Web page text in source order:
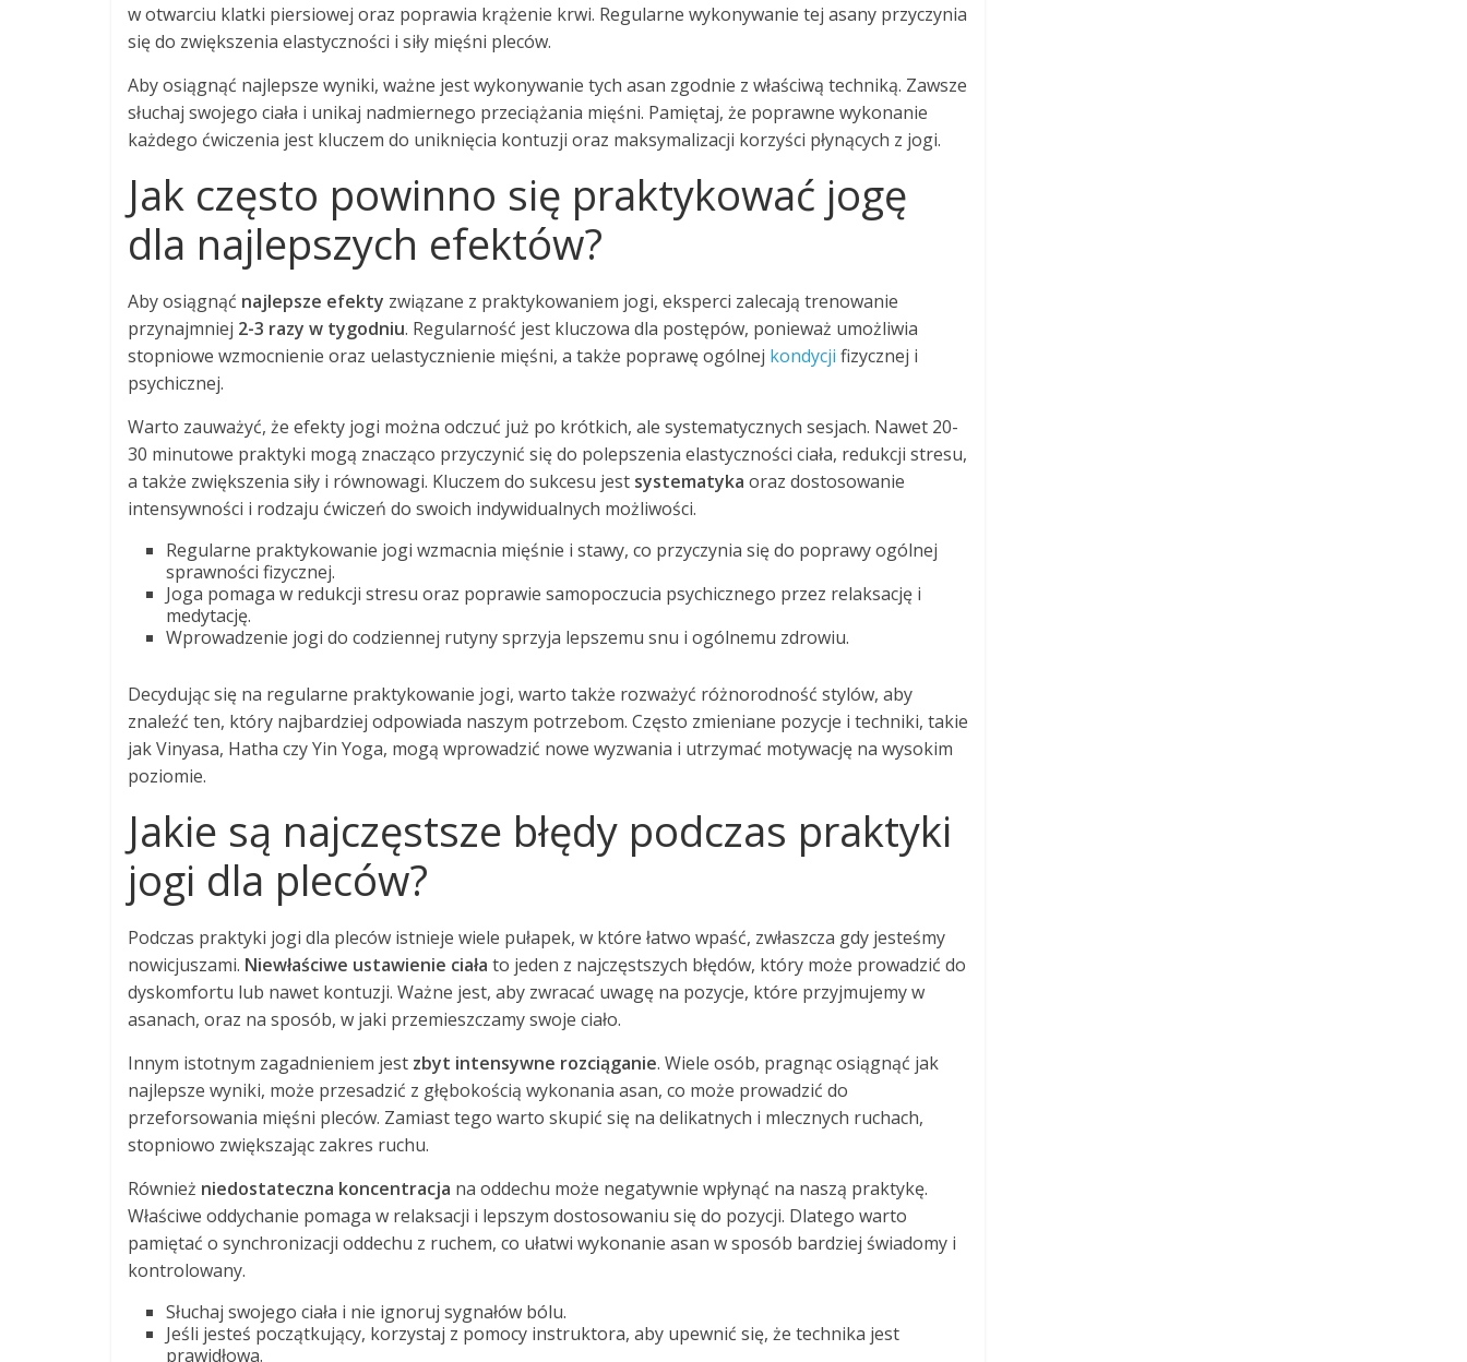
w otwarciu klatki piersiowej oraz poprawia krążenie krwi. Regularne wykonywanie tej asany przyczynia
się do zwiększenia elastyczności i siły mięśni pleców.
Aby osiągnąć najlepsze wyniki, ważne jest wykonywanie tych asan zgodnie z właściwą techniką. Zawsze
słuchaj swojego ciała i unikaj nadmiernego przeciążania mięśni. Pamiętaj, że poprawne wykonanie
każdego ćwiczenia jest kluczem do uniknięcia kontuzji oraz maksymalizacji korzyści płynących z jogi.
Jak często powinno się praktykować jogę
dla najlepszych efektów?
Aby osiągnąć najlepsze efekty związane z praktykowaniem jogi, eksperci zalecają trenowanie
przynajmniej 2-3 razy w tygodniu. Regularność jest kluczowa dla postępów, ponieważ umożliwia
stopniowe wzmocnienie oraz uelastycznienie mięśni, a także poprawę ogólnej kondycji fizycznej i
psychicznej.
Warto zauważyć, że efekty jogi można odczuć już po krótkich, ale systematycznych sesjach. Nawet 20-
30 minutowe praktyki mogą znacząco przyczynić się do polepszenia elastyczności ciała, redukcji stresu,
a także zwiększenia siły i równowagi. Kluczem do sukcesu jest systematyka oraz dostosowanie
intensywności i rodzaju ćwiczeń do swoich indywidualnych możliwości.
Regularne praktykowanie jogi wzmacnia mięśnie i stawy, co przyczynia się do poprawy ogólnej
sprawności fizycznej.
Joga pomaga w redukcji stresu oraz poprawie samopoczucia psychicznego przez relaksację i
medytację.
Wprowadzenie jogi do codziennej rutyny sprzyja lepszemu snu i ogólnemu zdrowiu.
Decydując się na regularne praktykowanie jogi, warto także rozważyć różnorodność stylów, aby
znaleźć ten, który najbardziej odpowiada naszym potrzebom. Często zmieniane pozycje i techniki, takie
jak Vinyasa, Hatha czy Yin Yoga, mogą wprowadzić nowe wyzwania i utrzymać motywację na wysokim
poziomie.
Jakie są najczęstsze błędy podczas praktyki
jogi dla pleców?
Podczas praktyki jogi dla pleców istnieje wiele pułapek, w które łatwo wpaść, zwłaszcza gdy jesteśmy
nowicjuszami. Niewłaściwe ustawienie ciała to jeden z najczęstszych błędów, który może prowadzić do
dyskomfortu lub nawet kontuzji. Ważne jest, aby zwracać uwagę na pozycje, które przyjmujemy w
asanach, oraz na sposób, w jaki przemieszczamy swoje ciało.
Innym istotnym zagadnieniem jest zbyt intensywne rozciąganie. Wiele osób, pragnąc osiągnąć jak
najlepsze wyniki, może przesadzić z głębokością wykonania asan, co może prowadzić do
przeforsowania mięśni pleców. Zamiast tego warto skupić się na delikatnych i mlecznych ruchach,
stopniowo zwiększając zakres ruchu.
Również niedostateczna koncentracja na oddechu może negatywnie wpłynąć na naszą praktykę.
Właściwe oddychanie pomaga w relaksacji i lepszym dostosowaniu się do pozycji. Dlatego warto
pamiętać o synchronizacji oddechu z ruchem, co ułatwi wykonanie asan w sposób bardziej świadomy i
kontrolowany.
Słuchaj swojego ciała i nie ignoruj sygnałów bólu.
Jeśli jesteś początkujący, korzystaj z pomocy instruktora, aby upewnić się, że technika jest
prawidłowa.